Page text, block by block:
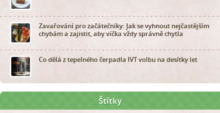
Zavařování pro začátečníky: Jak se vyhnout nejčastějším
chybám a zajistit, aby víčka vždy správně chytla
Co dělá z tepelného čerpadla IVT volbu na desítky let
Štítky